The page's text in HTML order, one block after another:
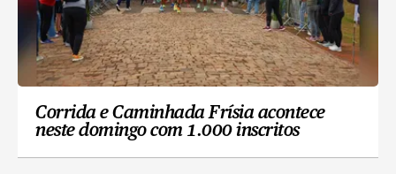
Corrida e Caminhada Frísia acontece
neste domingo com 1.000 inscritos